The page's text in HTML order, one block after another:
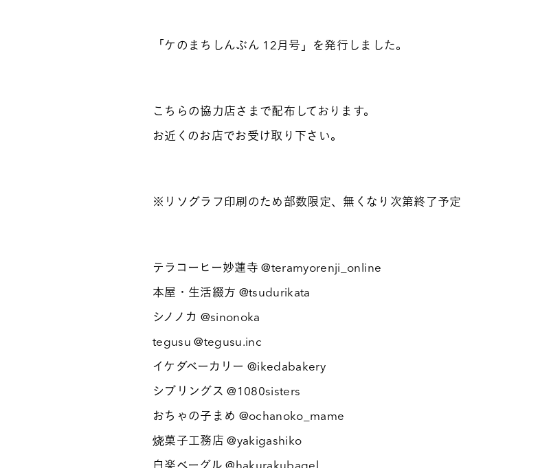
「ケのまちしんぶん 12月号」を発行しました。
こちらの協力店さまで配布しております。
お近くのお店でお受け取り下さい。
※リソグラフ印刷のため部数限定、無くなり次第終了予定
テラコーヒー妙蓮寺 @teramyorenji_online
本屋・生活綴方 @tsudurikata
シノノカ @sinonoka
tegusu @tegusu.inc
イケダベーカリー @ikedabakery
シブリングス @1080sisters
おちゃの子まめ @ochanoko_mame
烧菓子工務店 @yakigashiko